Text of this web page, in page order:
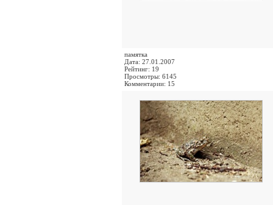
памятка
Дата: 27.01.2007
Рейтинг: 19
Просмотры: 6145
Комментарии: 15